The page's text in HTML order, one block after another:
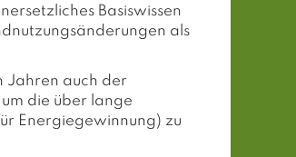
Basiswissen
als
Jahren auch der
die über lange
Energiegewinnung) zu